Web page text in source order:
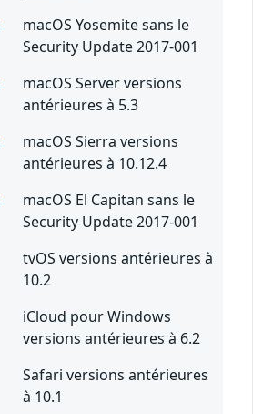
macOS Yosemite sans le
Security Update 2017-001
macOS Server versions
antérieures à 5.3
macOS Sierra versions
antérieures à 10.12.4
macOS El Capitan sans le
Security Update 2017-001
tvOS versions antérieures à
10.2
iCloud pour Windows
versions antérieures à 6.2
Safari versions antérieures
à 10.1